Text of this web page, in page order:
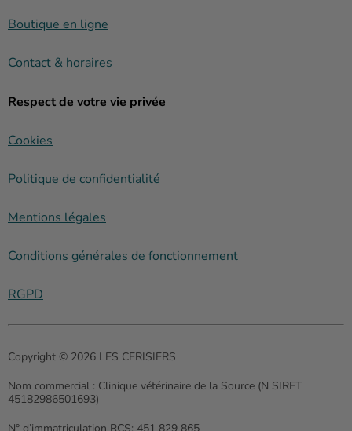
Boutique en ligne
Contact & horaires
Respect de votre vie privée
Cookies
Politique de confidentialité
Mentions légales
Conditions générales de fonctionnement
RGPD
Copyright © 2026 LES CERISIERS
Nom commercial : Clinique vétérinaire de la Source (N SIRET
45182986501693)
N° d’immatriculation RCS: 451 829 865